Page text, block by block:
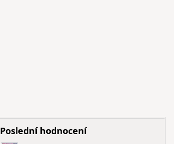
Poslední hodnocení